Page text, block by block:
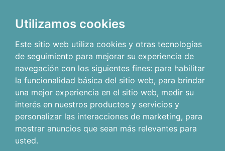
Utilizamos cookies
Este sitio web utiliza cookies y otras tecnologías
de seguimiento para mejorar su experiencia de
navegación con los siguientes fines: para habilitar
la funcionalidad básica del sitio web, para brindar
una mejor experiencia en el sitio web, medir su
interés en nuestros productos y servicios y
personalizar las interacciones de marketing, para
mostrar anuncios que sean más relevantes para
usted.